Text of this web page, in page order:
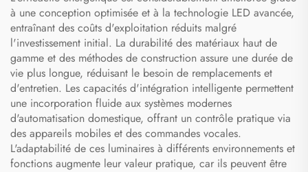
à une conception optimisée et à la technologie LED avancée,
entraînant des coûts d'exploitation réduits malgré
l'investissement initial. La durabilité des matériaux haut de
gamme et des méthodes de construction assure une durée de
vie plus longue, réduisant le besoin de remplacements et
d'entretien. Les capacités d'intégration intelligente permettent
une incorporation fluide aux systèmes modernes
d'automatisation domestique, offrant un contrôle pratique via
des appareils mobiles et des commandes vocales.
L'adaptabilité de ces luminaires à différents environnements et
fonctions augmente leur valeur pratique, car ils peuvent être